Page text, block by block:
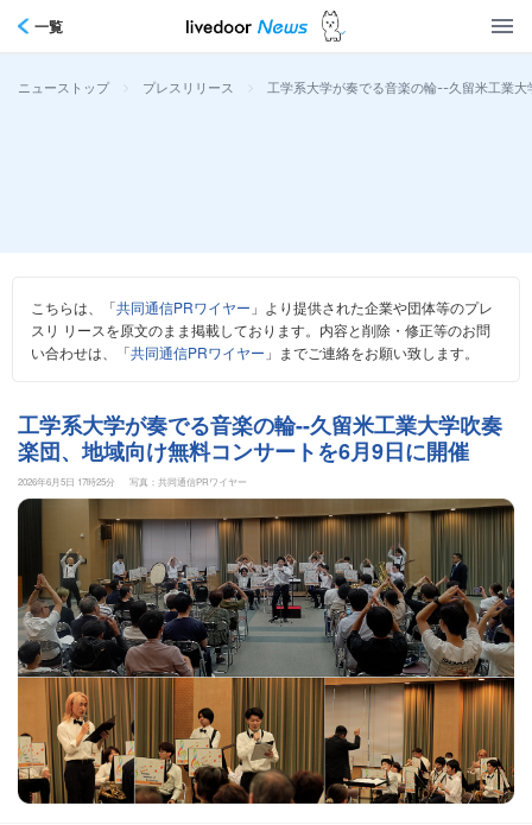
一覧
ニューストップ > プレスリリース > 工学系大学が奏でる音楽の輪--久留米工業
こちらは、「共同通信PRワイヤー 」より提供された企業や団体等のプレ
スリ リースを原文のまま掲載しております。内容と削除・修正等のお問
い合わせは、「共同通信PRワイヤー 」までご連絡をお願い致します。
工学系大学が奏でる音楽の輪--久留米工業大学吹奏
楽団、地域向け無料コンサートを6月9日に開催
2026年6月5日 17時25分 写真：共同通信PRワイヤー